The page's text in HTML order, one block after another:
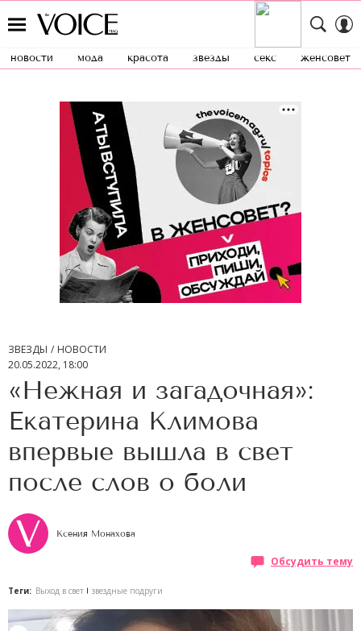
новости мода красота звезды секс женсовет
ЗВЕЗДЫ
НОВОСТИ
20.05.2022, 18:00
«Нежная и загадочная»:
Екатерина Климова
впервые вышла в свет
после слов о боли
Ксения Монахова
Обсудить тему
Теги: Выход в свет звездные подруги